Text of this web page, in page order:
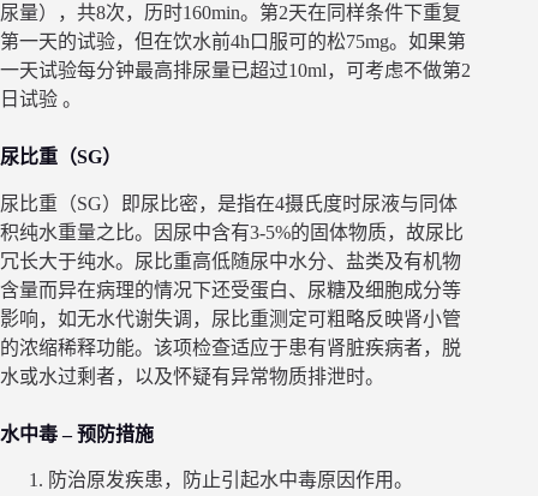
尿量），共8次，历时160min。第2天在同样条件下重复
第一天的试验，但在饮水前4h口服可的松75mg。如果第
一天试验每分钟最高排尿量已超过10ml，可考虑不做第2
日试验 。
尿比重（SG）
尿比重（SG）即尿比密，是指在4摄氏度时尿液与同体
积纯水重量之比。因尿中含有3-5%的固体物质，故尿比
冗长大于纯水。尿比重高低随尿中水分、盐类及有机物
含量而异在病理的情况下还受蛋白、尿糖及细胞成分等
影响，如无水代谢失调，尿比重测定可粗略反映肾小管
的浓缩稀释功能。该项检查适应于患有肾脏疾病者，脱
水或水过剩者，以及怀疑有异常物质排泄时。
水中毒 – 预防措施
防治原发疾患，防止引起水中毒原因作用。